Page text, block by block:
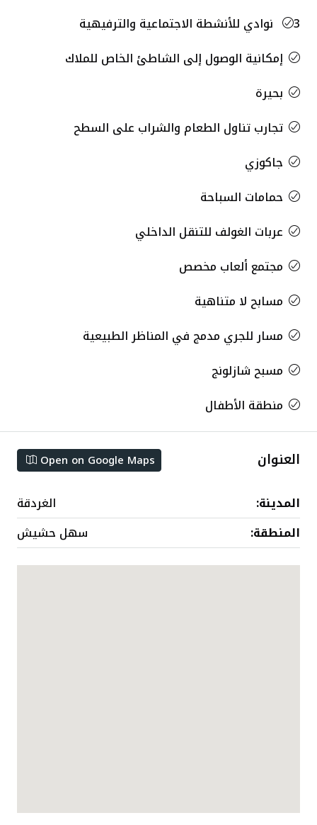
إمكانية الوصول إلى الشاطئ الخاص للملاك
بحيرة
تجارب تناول الطعام والشراب على السطح
جاكوزي
حمامات السباحة
عربات الغولف للتنقل الداخلي
مجتمع ألعاب مخصص
مسابح لا متناهية
مسار للجري مدمج في المناظر الطبيعية
مسبح شازلونج
منطقة الأطفال
العنوان Open on Google Maps
المدينة:
الغردقة
المنطقة:
سهل حشيش